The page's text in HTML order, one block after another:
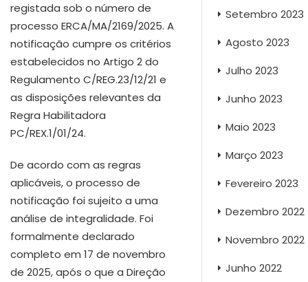
registada sob o número de
processo ERCA/MA/2169/2025. A
notificação cumpre os critérios
estabelecidos no Artigo 2 do
Regulamento C/REG.23/12/21 e
as disposições relevantes da
Regra Habilitadora
PC/REX.1/01/24.
De acordo com as regras
aplicáveis, o processo de
notificação foi sujeito a uma
análise de integralidade. Foi
formalmente declarado
completo em 17 de novembro
de 2025, após o que a Direção
Setembro 2023
Agosto 2023
Julho 2023
Junho 2023
Maio 2023
Março 2023
Fevereiro 2023
Dezembro 2022
Novembro 2022
Junho 2022